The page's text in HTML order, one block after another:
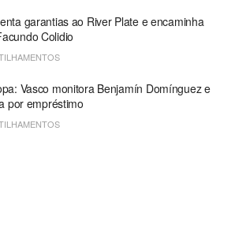
garantias ao River Plate e encaminha
Colidio
Vasco monitora Benjamín Domínguez e
por empréstimo